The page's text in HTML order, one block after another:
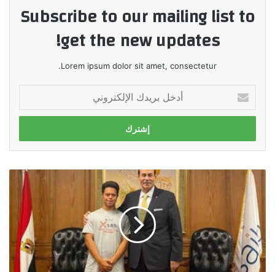
Subscribe to our mailing list to
get the new updates!
Lorem ipsum dolor sit amet, consectetur.
بريدك
الإلكتروني
saib
يدعم
السباح/
محمد
الحسيني
في
محاولته